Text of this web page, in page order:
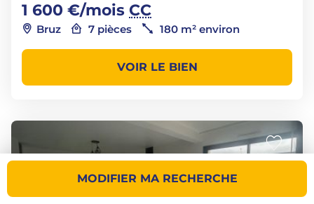
MODIFIER MA RECHERCHE
1 600 €/mois CC
Bruz 7 pièces 180 m² environ
VOIR LE BIEN